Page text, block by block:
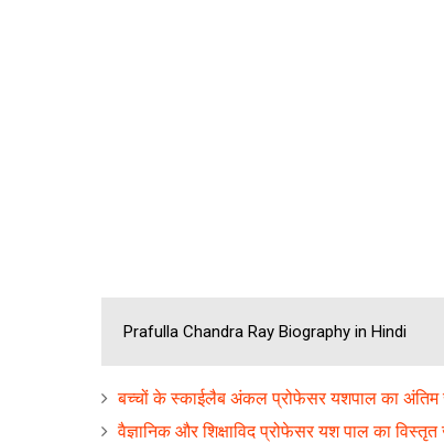
Prafulla Chandra Ray Biography in Hindi
बच्चों के स्काईलैब अंकल प्रोफेसर यशपाल का अंतिम
वैज्ञानिक और शिक्षाविद प्रोफेसर यश पाल का